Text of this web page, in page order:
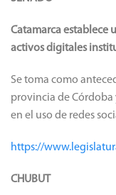
Catamarca establece
activos digitales
Se toma como
provincia de
en el uso de redes
https://
CHUBUT